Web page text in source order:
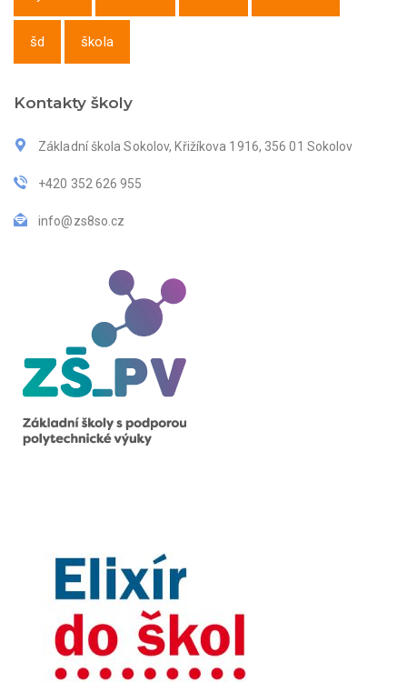
šd škola
Kontakty školy
Základní škola Sokolov, Křižíkova 1916, 356 01 Sokolov
+420 352 626 955
info@zs8so.cz